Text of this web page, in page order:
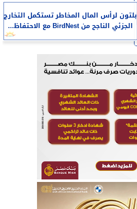
بلتون لرأس المال المخاطر تستكمل التخارج
الجزئي الناجح من BirdNest مع الاحتفاظ...